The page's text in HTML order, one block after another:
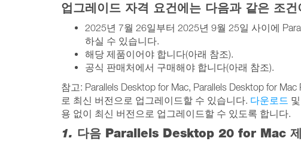
업그레이드 자격 요건에는 다음과 같은 조
2025년 7월 26일부터 2025년 9월 25일 사이에
하실 수 있습니다.
해당 제품이어야 합니다(아래 참조).
공식 판매처에서 구매해야 합니다(아래 참조).
참고: Parallels Desktop for Mac, Parallels Desktop for
로 최신 버전으로 업그레이드할 수 있습니다. 다운로드
용 없이 최신 버전으로 업그레이드할 수 있도록 합니다.
1. 다음 Parallels Desktop 20 for Mac